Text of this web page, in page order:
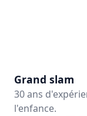
Grand slam
30 ans
l'enfance.